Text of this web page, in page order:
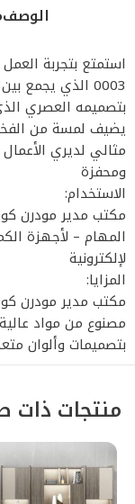
الوصف
0003 الذي يجمع
بتصميمه العصري
يضيف لمسة من
مثالي لديري
ومحفزة
الاستخدام:
المهام – لأجهزة
لإلكترونية
المزايا:
مصنوع من مواد
بتصميمات وألوان
منتجات ذات